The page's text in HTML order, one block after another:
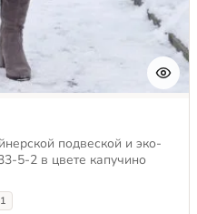
подвеской и эко-
5-2 в цвете капучино